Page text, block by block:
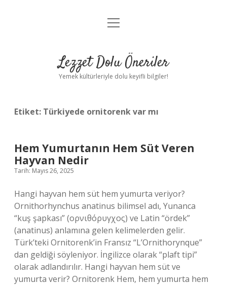
Anasayfa
Yasal Uyarı
menüyü
Lezzet Dolu Öneriler
Yemek kültürleriyle dolu keyifli bilgiler!
Etiket: Türkiyede ornitorenk var mı
Hem Yumurtanın Hem Süt Veren
Hayvan Nedir
Tarih: Mayıs 26, 2025
Hangi hayvan hem süt hem yumurta veriyor?
Ornithorhynchus anatinus bilimsel adı, Yunanca
“kuş şapkası” (ορνιθόρυγχος) ve Latin “ördek”
(anatinus) anlamına gelen kelimelerden gelir.
Türk’teki Ornitorenk’in Fransız “L’Ornithorynque”
dan geldiği söyleniyor. İngilizce olarak “plaft tipi”
olarak adlandırılır. Hangi hayvan hem süt ve
yumurta verir? Ornitorenk Hem, hem yumurta hem